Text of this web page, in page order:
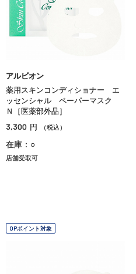
アルビオン
薬用スキンコンディショナー エ
ッセンシャル ペーパーマスク
Ｎ［医薬部外品］
3,300 円 （税込）
在庫：○
店舗受取可
OPポイント対象